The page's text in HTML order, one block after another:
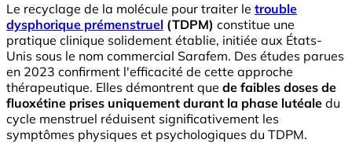
Le recyclage de la molécule pour traiter le trouble
dysphorique prémenstruel (TDPM) constitue une
pratique clinique solidement établie, initiée aux États-
Unis sous le nom commercial Sarafem. Des études parues
en 2023 confirment l'efficacité de cette approche
thérapeutique. Elles démontrent que de faibles doses de
fluoxétine prises uniquement durant la phase lutéale du
cycle menstruel réduisent significativement les
symptômes physiques et psychologiques du TDPM.